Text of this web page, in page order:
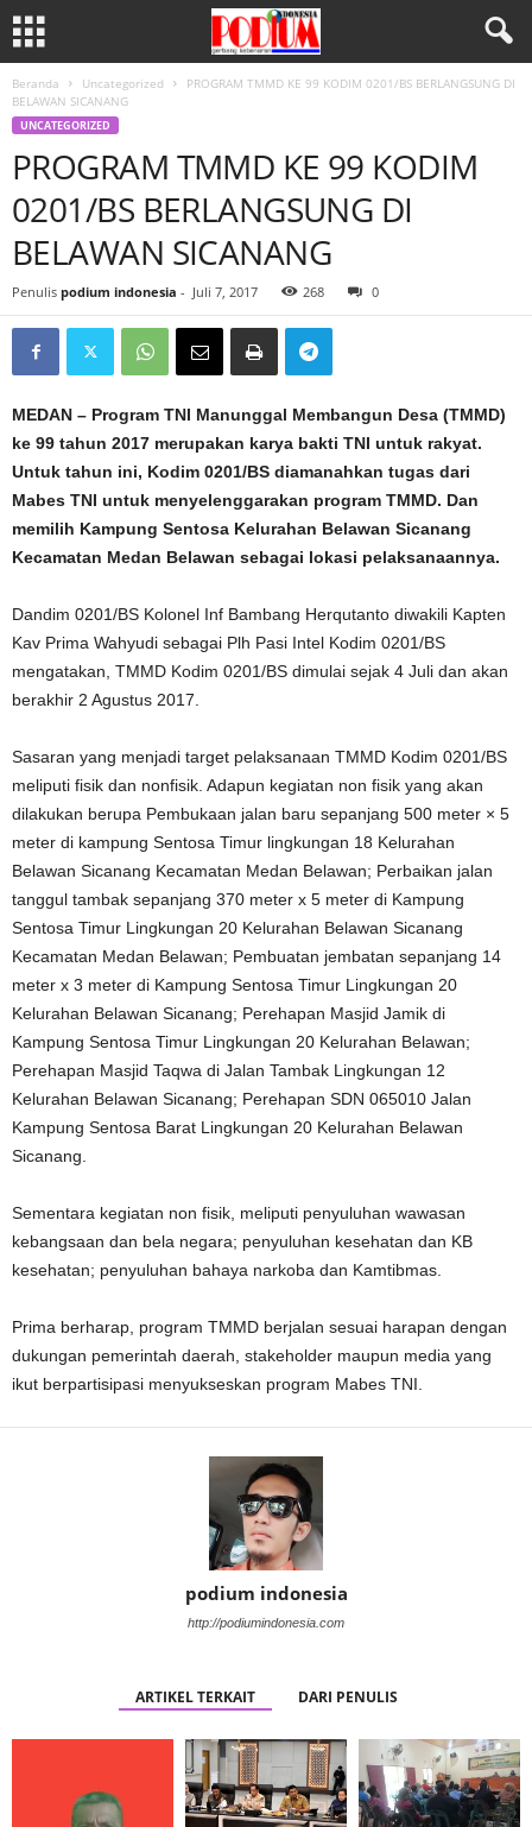
Beranda Uncategorized
PROGRAM TMMD KE 99 KODIM 0201/BS BERLANGSUNG DI
BELAWAN SICANANG
UNCATEGORIZED
PROGRAM TMMD KE 99 KODIM
0201/BS BERLANGSUNG DI
BELAWAN SICANANG
Penulis podium indonesia - Juli 7, 2017 268 0
MEDAN – Program TNI Manunggal Membangun Desa (TMMD)
ke 99 tahun 2017 merupakan karya bakti TNI untuk rakyat.
Untuk tahun ini, Kodim 0201/BS diamanahkan tugas dari
Mabes TNI untuk menyelenggarakan program TMMD. Dan
memilih Kampung Sentosa Kelurahan Belawan Sicanang
Kecamatan Medan Belawan sebagai lokasi pelaksanaannya.
Dandim 0201/BS Kolonel Inf Bambang Herqutanto diwakili Kapten
Kav Prima Wahyudi sebagai Plh Pasi Intel Kodim 0201/BS
mengatakan, TMMD Kodim 0201/BS dimulai sejak 4 Juli dan akan
berakhir 2 Agustus 2017.
Sasaran yang menjadi target pelaksanaan TMMD Kodim 0201/BS
meliputi fisik dan nonfisik. Adapun kegiatan non fisik yang akan
dilakukan berupa Pembukaan jalan baru sepanjang 500 meter × 5
meter di kampung Sentosa Timur lingkungan 18 Kelurahan
Belawan Sicanang Kecamatan Medan Belawan; Perbaikan jalan
tanggul tambak sepanjang 370 meter x 5 meter di Kampung
Sentosa Timur Lingkungan 20 Kelurahan Belawan Sicanang
Kecamatan Medan Belawan; Pembuatan jembatan sepanjang 14
meter x 3 meter di Kampung Sentosa Timur Lingkungan 20
Kelurahan Belawan Sicanang; Perehapan Masjid Jamik di
Kampung Sentosa Timur Lingkungan 20 Kelurahan Belawan;
Perehapan Masjid Taqwa di Jalan Tambak Lingkungan 12
Kelurahan Belawan Sicanang; Perehapan SDN 065010 Jalan
Kampung Sentosa Barat Lingkungan 20 Kelurahan Belawan
Sicanang.
Sementara kegiatan non fisik, meliputi penyuluhan wawasan
kebangsaan dan bela negara; penyuluhan kesehatan dan KB
kesehatan; penyuluhan bahaya narkoba dan Kamtibmas.
Prima berharap, program TMMD berjalan sesuai harapan dengan
dukungan pemerintah daerah, stakeholder maupun media yang
ikut berpartisipasi menyukseskan program Mabes TNI.
podium indonesia
http://podiumindonesia.com
ARTIKEL TERKAIT DARI PENULIS